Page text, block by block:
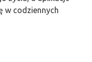
w codziennych